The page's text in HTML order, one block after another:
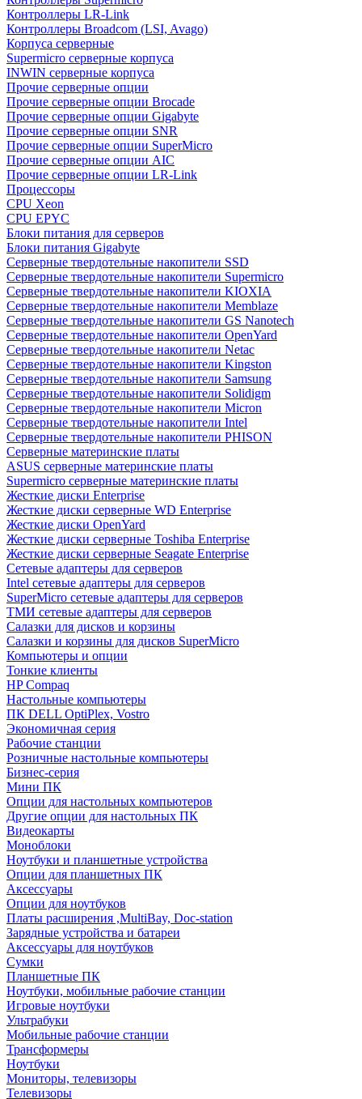
Контроллеры LR-Link
Контроллеры Broadcom (LSI, Avago)
Корпуса серверные
Supermicro серверные корпуса
INWIN серверные корпуса
Прочие серверные опции
Прочие серверные опции Brocade
Прочие серверные опции Gigabyte
Прочие серверные опции SNR
Прочие серверные опции SuperMicro
Прочие серверные опции AIC
Прочие серверные опции LR-Link
Процессоры
CPU Xeon
CPU EPYC
Блоки питания для серверов
Блоки питания Gigabyte
Серверные твердотельные накопители SSD
Cерверные твердотельные накопители Supermicro
Cерверные твердотельные накопители KIOXIA
Cерверные твердотельные накопители Memblaze
Cерверные твердотельные накопители GS Nanotech
Серверные твердотельные накопители OpenYard
Серверные твердотельные накопители Netac
Cерверные твердотельные накопители Kingston
Cерверные твердотельные накопители Samsung
Cерверные твердотельные накопители Solidigm
Cерверные твердотельные накопители Micron
Cерверные твердотельные накопители Intel
Cерверные твердотельные накопители PHISON
Серверные материнские платы
ASUS серверные материнские платы
Supermicro серверные материнские платы
Жесткие диски Enterprise
Жесткие диски серверные WD Enterprise
Жесткие диски OpenYard
Жесткие диски серверные Toshiba Enterprise
Жесткие диски серверные Seagate Enterprise
Сетевые адаптеры для серверов
Intel сетевые адаптеры для серверов
SuperMicro сетевые адаптеры для серверов
ТМИ сетевые адаптеры для серверов
Салазки для дисков и корзины
Салазки и корзины для дисков SuperMicro
Компьютеры и опции
Тонкие клиенты
HP Compaq
Настольные компьютеры
ПК DELL OptiPlex, Vostro
Экономичная серия
Рабочие станции
Розничные настольные компьютеры
Бизнес-серия
Мини ПК
Опции для настольных компьютеров
Другие опции для настольных ПК
Видеокарты
Моноблоки
Ноутбуки и планшетные устройства
Опции для планшетных ПК
Аксессуары
Опции для ноутбуков
Платы расширения ,MultiBay, Doc-station
Зарядные устройства и батареи
Аксессуары для ноутбуков
Сумки
Планшетные ПК
Ноутбуки, мобильные рабочие станции
Игровые ноутбуки
Ультрабуки
Мобильные рабочие станции
Трансформеры
Ноутбуки
Мониторы, телевизоры
Телевизоры